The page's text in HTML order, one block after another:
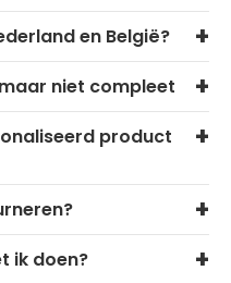
en België?
niet compleet
product
ik doen?